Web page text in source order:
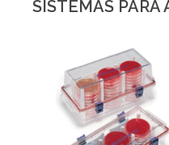
SISTEMAS PARA